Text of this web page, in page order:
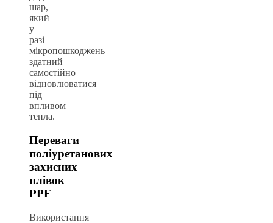
шар,
який
у
разі
мікропошкоджень
здатний
самостійно
відновлюватися
під
впливом
тепла.
Переваги
поліуретанових
захисних
плівок
PPF
Використання